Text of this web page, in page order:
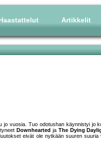
Artikkelit
jo vuosia. Tuo odotushan käynnistyi jo
Downhearted ja The Dying
eivät ole nytkään suuren